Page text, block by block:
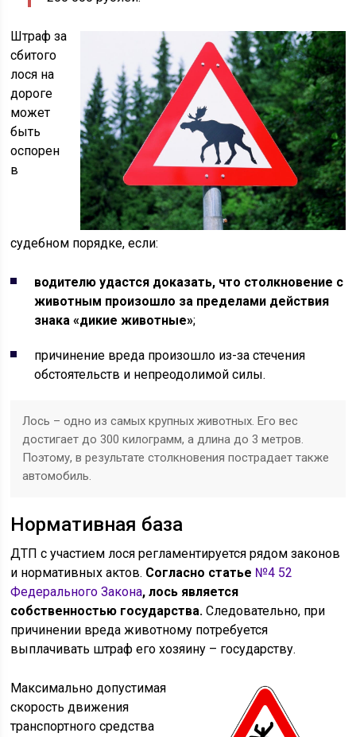
Штраф за
сбитого
лося на
дороге
может
быть
оспорен
в
судебном порядке, если:
водителю удастся доказать, что столкновение с
животным произошло за пределами действия
знака «дикие животные»;
причинение вреда произошло из-за стечения
обстоятельств и непреодолимой силы.
Лось – одно из самых крупных животных. Его вес
достигает до 300 килограмм, а длина до 3 метров.
Поэтому, в результате столкновения пострадает также
автомобиль.
Нормативная база
ДТП с участием лося регламентируется рядом законов
и нормативных актов. Согласно статье №4 52
Федерального Закона, лось является
собственностью государства. Следовательно, при
причинении вреда животному потребуется
выплачивать штраф его хозяину – государству.
Максимально допустимая
скорость движения
транспортного средства